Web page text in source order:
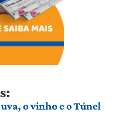
o vinho e o Túnel